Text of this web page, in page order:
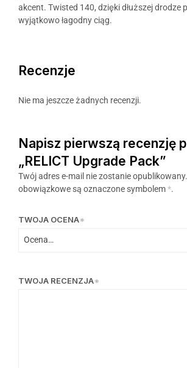
akcent. Twisted 140, dzięki dłuższej drodze
wyjątkowo łagodny ciąg.
Recenzje
Nie ma jeszcze żadnych recenzji.
Napisz pierwszą recenzję
„RELICT Upgrade Pack”
Twój adres e-mail nie zostanie opublikowany.
obowiązkowe są oznaczone symbolem*.
TWOJA OCENA*
TWOJA RECENZJA*